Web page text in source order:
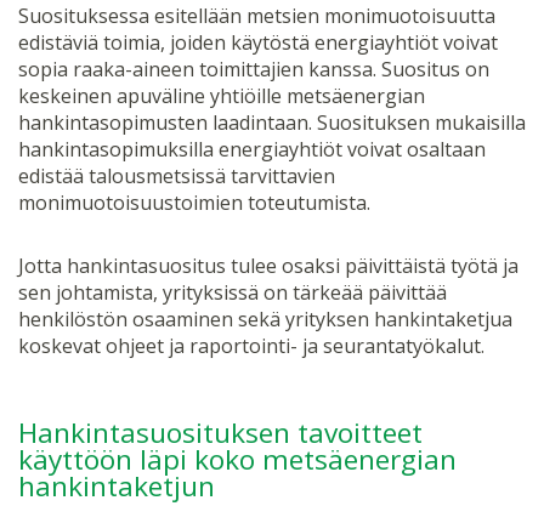
Suosituksessa esitellään metsien monimuotoisuutta
edistäviä toimia, joiden käytöstä energiayhtiöt voivat
sopia raaka-aineen toimittajien kanssa. Suositus on
keskeinen apuväline yhtiöille metsäenergian
hankintasopimusten laadintaan. Suosituksen mukaisilla
hankintasopimuksilla energiayhtiöt voivat osaltaan
edistää talousmetsissä tarvittavien
monimuotoisuustoimien toteutumista.
Jotta hankintasuositus tulee osaksi päivittäistä työtä ja
sen johtamista, yrityksissä on tärkeää päivittää
henkilöstön osaaminen sekä yrityksen hankintaketjua
koskevat ohjeet ja raportointi- ja seurantatyökalut.
Hankintasuosituksen tavoitteet
käyttöön läpi koko metsäenergian
hankintaketjun